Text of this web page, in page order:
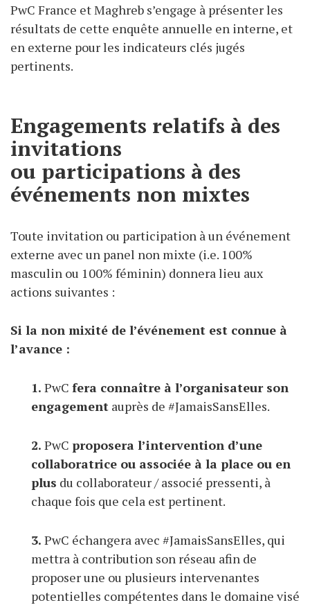
PwC France et Maghreb s’engage à présenter les
résultats de cette enquête annuelle en interne, et
en externe pour les indicateurs clés jugés
pertinents.
Engagements relatifs à des
invitations
ou participations à des
événements non mixtes
Toute invitation ou participation à un événement
externe avec un panel non mixte (i.e. 100%
masculin ou 100% féminin) donnera lieu aux
actions suivantes :
Si la non mixité de l’événement est connue à
l’avance :
1. PwC fera connaître à l’organisateur son
engagement auprès de #JamaisSansElles.
2. PwC proposera l’intervention d’une
collaboratrice ou associée à la place ou en
plus du collaborateur / associé pressenti, à
chaque fois que cela est pertinent.
3. PwC échangera avec #JamaisSansElles, qui
mettra à contribution son réseau afin de
proposer une ou plusieurs intervenantes
potentielles compétentes dans le domaine visé